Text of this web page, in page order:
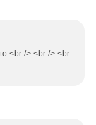
<br /> <br /> <br